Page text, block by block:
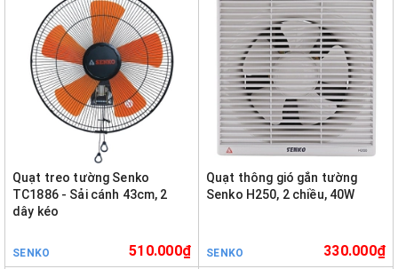
Quạt treo tường Senko
TC1886 - Sải cánh 43cm, 2
dây kéo
SENKO 510.000₫
Quạt thông gió gắn tường
Senko H250, 2 chiều, 40W
SENKO 330.000₫